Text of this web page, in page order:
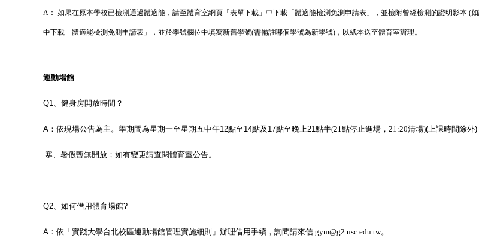
A： 如果在原本學校已檢測通過體適能，請至體育室網頁「表單下載」中下載「體適能檢測免測申請表」，並檢附曾經檢測的證明影本 (
中下載「體適能檢測免測申請表」，並於學號欄位中填寫新舊學號(需備註哪個學號為新學號)，以紙本送至體育室辦理。
運動場館
Q1、健身房開放時間？
A ： 依現場公告為主。 學期間為星期一至星期五中午12點至14點及 17點至晚上21點半(21點停止進場，21:20清場)(上課時間除外)
寒、暑假暫無開放；如有變更請查閱體育室公告。
Q2、如何借用體育場館?
A ： 依「實踐大學台北校區運動場館管理實施細則」辦理借用手續，詢問請來信 gym@g2.usc.edu.tw。